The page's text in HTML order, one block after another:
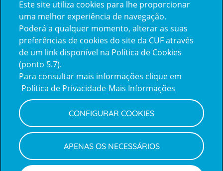
Reclamações
e
elogios
Policy
Política de Privacidade e Cookies
Declaração de Acessibilidade
Canal de Denúncias
Informações legais
Este site utiliza cookies para lhe proporcionar
uma melhor experiência de navegação.
Poderá a qualquer momento, alterar as suas
preferências de cookies do site da CUF através
de um link disponível na Política de Cookies
(ponto 5.7).
Para consultar mais informações clique em
Política de Privacidade Mais Informações
CONFIGURAR COOKIES
APENAS OS NECESSÁRIOS